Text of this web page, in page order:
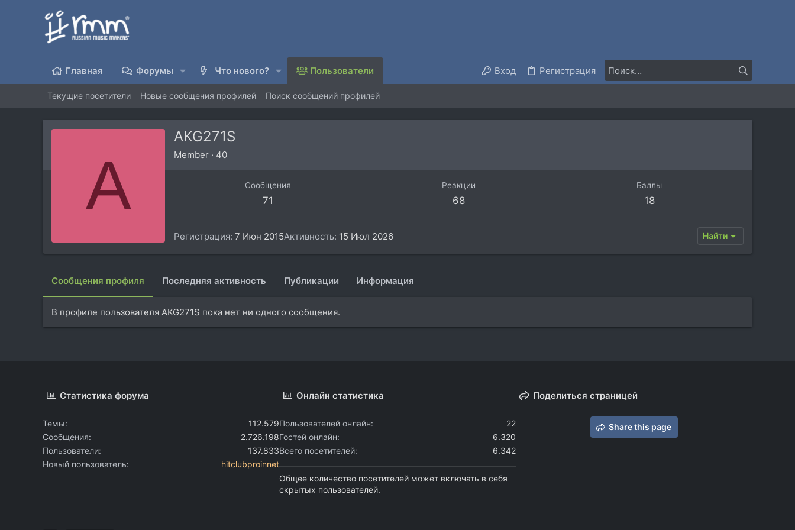
Главная Форумы Что нового? Пользователи Вход Регистрация
Текущие посетители Новые сообщения профилей Поиск сообщений профилей
A
AKG271S
Member · 40
Сообщения
71
Реакции
68
Баллы
18
Регистрация 7 Июн 2015Активность 15 Июл 2026 Найти
Сообщения профиля Последняя активность Публикации Информация
В профиле пользователя AKG271S пока нет ни одного сообщения.
Статистика форума
Темы
112.579
Сообщения
2.726.198
Пользователи
137.833
Новый пользователь
hitclubproinnet
Онлайн статистика
Пользователей онлайн
22
Гостей онлайн
6.320
Всего посетителей
6.342
Общее количество посетителей может включать в себя
скрытых пользователей.
Поделиться страницей
Share this page